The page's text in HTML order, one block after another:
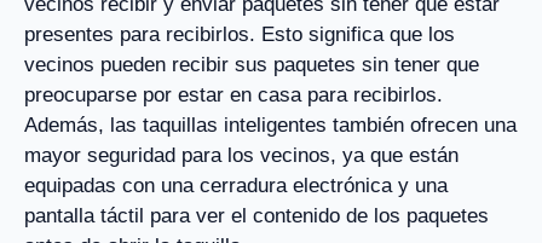
presentes para recibirlos. Esto significa que los
vecinos pueden recibir sus paquetes sin tener que
preocuparse por estar en casa para recibirlos.
Además, las taquillas inteligentes también ofrecen una
mayor seguridad para los vecinos, ya que están
equipadas con una cerradura electrónica y una
pantalla táctil para ver el contenido de los paquetes